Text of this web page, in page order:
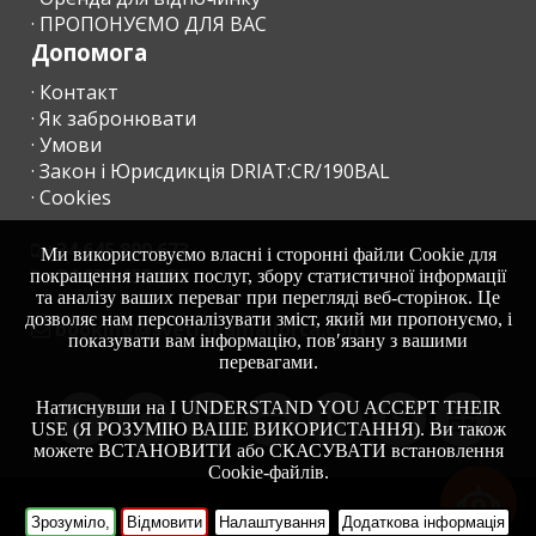
ПРИБУТТЯ У НЕРОБОЧИЙ ЧАС
a) Ключі будуть залишені в коробці з кодом. Сума, що
залишилася повинна бути виплачена наступного дня в
приймальному агентстві;
прибуття в неробочий час з агентством.
- Заїзд після 23.00 - 30,00 євро
- Якщо можливий пізній виїзд, та за умови, якщо це можливо,
вартість продовження до 13:00 становить 50 євро і 90 євро
до 17:00.
ОСТРОВИ ВВЕЛИ ТУРИСТИЧНИЙ ЕКО-ПОДАТОК.
· ПРОПОНУЄМО ДЛЯ ВАС
Допомога
· Контакт
· Як забронювати
· Умови
· Закон і Юрисдикція DRIAT:CR/190BAL
· Cookies
+34 645 899 673
+34 638 455 158
moc.acrollamanaltevs@gnikoob
- HOME
Ми використовуємо власні і сторонні файли Cookie для
покращення наших послуг, збору статистичної інформації
та аналізу ваших переваг при перегляді веб-сторінок. Це
дозволяє нам персоналізувати зміст, який ми пропонуємо, і
показувати вам інформацію, пов′язану з вашими
перевагами.
Натиснувши на I UNDERSTAND YOU ACCEPT THEIR
USE (Я РОЗУМІЮ ВАШЕ ВИКОРИСТАННЯ). Ви також
можете ВСТАНОВИТИ або СКАСУВАТИ встановлення
Cookie-файлів.
Зрозуміло, Відмовити Налаштування Додаткова інформація